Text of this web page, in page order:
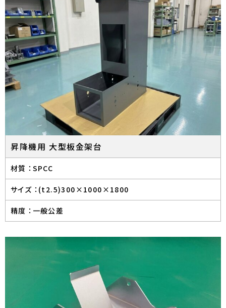
昇降機用 大型板金架台
材質 ： SPCC
サイズ ： (t2.5)300×1000×1800
精度 ： 一般公差